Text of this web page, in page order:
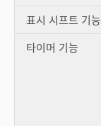
표시 시프트 기능
타이머 기능